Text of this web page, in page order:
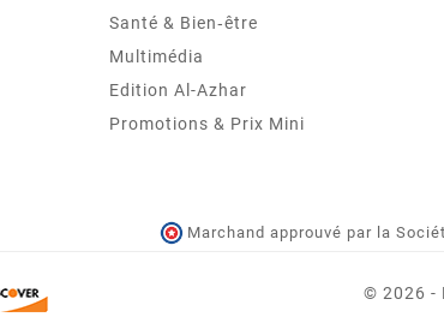
Santé & Bien‑être
Multimédia
Edition Al-Azhar
Promotions & Prix Mini
Marchand approuvé par la
© 2026 -